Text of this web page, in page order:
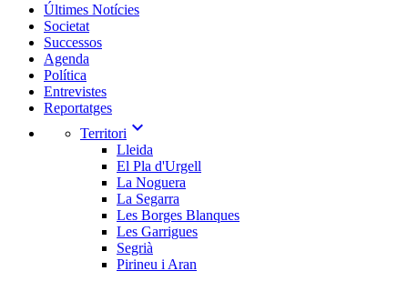
Últimes Notícies
Societat
Successos
Agenda
Política
Entrevistes
Reportatges
Territori expand_more
Lleida
El Pla d'Urgell
La Noguera
La Segarra
Les Borges Blanques
Les Garrigues
Segrià
Pirineu i Aran